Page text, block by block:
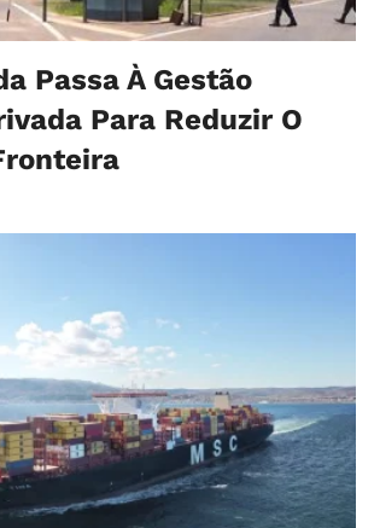
Passa À Gestão
Para Reduzir O